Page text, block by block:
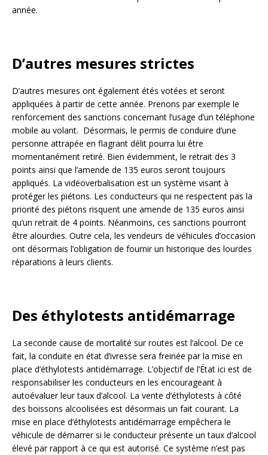
année.
D’autres mesures strictes
D’autres mesures ont également étés votées et seront
appliquées à partir de cette année. Prenons par exemple le
renforcement des sanctions concernant l’usage d’un téléphone
mobile au volant. Désormais, le permis de conduire d’une
personne attrapée en flagrant délit pourra lui être
momentanément retiré. Bien évidemment, le retrait des 3
points ainsi que l’amende de 135 euros seront toujours
appliqués. La vidéoverbalisation est un système visant à
protéger les piétons. Les conducteurs qui ne respectent pas la
priorité des piétons risquent une amende de 135 euros ainsi
qu’un retrait de 4 points. Néanmoins, ces sanctions pourront
être alourdies. Outre cela, les vendeurs de véhicules d’occasion
ont désormais l’obligation de fournir un historique des lourdes
réparations à leurs clients.
Des éthylotests antidémarrage
La seconde cause de mortalité sur routes est l’alcool. De ce
fait, la conduite en état d’ivresse sera freinée par la mise en
place d’éthylotests antidémarrage. L’objectif de l’État ici est de
responsabiliser les conducteurs en les encourageant à
autoévaluer leur taux d’alcool. La vente d’éthylotests à côté
des boissons alcoolisées est désormais un fait courant. La
mise en place d’éthylotests antidémarrage empêchera le
véhicule de démarrer si le conducteur présente un taux d’alcool
élevé par rapport à ce qui est autorisé. Ce système n’est pas